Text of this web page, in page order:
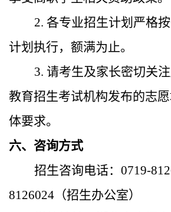
2. 各专业招生计划严格
计划执行，额满为止。
3. 请考生及家长密切关注
教育招生考试机构发布的志
体要求。
六、咨询方式
招生咨询电话：0719-
8126024（招生办公室）